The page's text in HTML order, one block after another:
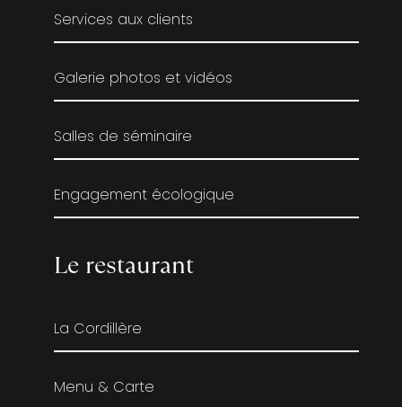
Services aux clients
Galerie photos et vidéos
Salles de séminaire
Engagement écologique
Le restaurant
La Cordillère
Menu & Carte